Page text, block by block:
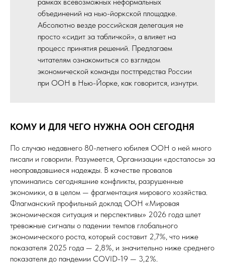
объединений на нью-йоркской площадке.
Абсолютно везде российская делегация не
просто «сидит за табличкой», а влияет на
процесс принятия решений. Предлагаем
читателям ознакомиться со взглядом
экономической команды постпредства России
при ООН в Нью-Йорке, как говорится, изнутри.
КОМУ И ДЛЯ ЧЕГО НУЖНА ООН СЕГОДНЯ
По случаю недавнего 80-летнего юбилея ООН о ней много
писали и говорили. Разумеется, Организации «досталось» за
неоправдавшиеся надежды. В качестве провалов
упоминались сегодняшние конфликты, разрушенные
экономики, а в целом — фрагментация мирового хозяйства.
Флагманский профильный доклад ООН «Мировая
экономическая ситуация и перспективы» 2026 года шлет
тревожные сигналы о падении темпов глобального
экономического роста, который составит 2,7%, что ниже
показателя 2025 года — 2,8%, и значительно ниже среднего
показателя до пандемии COVID-19 — 3,2%.